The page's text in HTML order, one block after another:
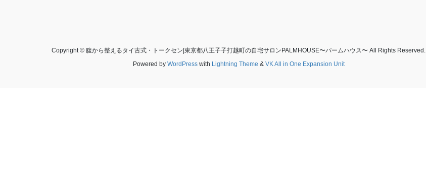
Copyright © 腹から整えるタイ古式・トークセン|東京都八王子子打越町の自宅サロンPALMHOUSE〜パームハウス〜 All Rights Reserved.
Powered by WordPresswith Lightning Theme & VK All in One Expansion Unit